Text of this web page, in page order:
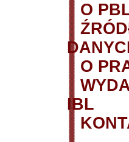
O
O
IBL